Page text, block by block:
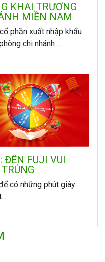
KHAI TRƯƠNG
MIỀN NAM
phần xuất nhập khẩu
chi nhánh ...
ĐẾN FUJI VUI
có những phút giây